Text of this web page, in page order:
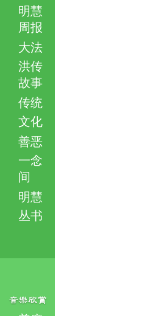
明慧
周报
大法
洪传
故事
传统
文化
善恶
一念
间
明慧
丛书